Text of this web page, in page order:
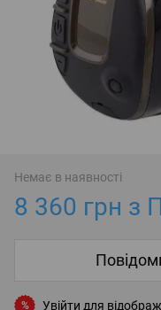
Немає в наявності
8 360 грн з
% Увійти для